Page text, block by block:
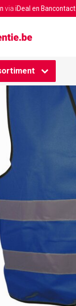
via iDeal en Bancontact
blauw